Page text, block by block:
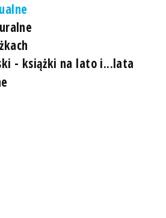
- książki na lato i...lata